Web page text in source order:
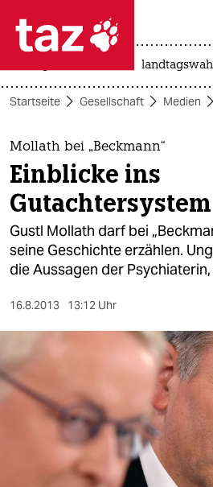
 taz zahl ich
taz zahl ich
themen
politik
öko
gesellschaft
sport
berlin
nord
wahrheit
verlag
Startseite Gesellschaft Medien
Mollath bei „Beckmann“
Einblicke ins
Gutachtersystem
Gustl Mollath darf bei
seine Geschichte erzählen.
die Aussagen der
16.8.2013 13:12 Uhr